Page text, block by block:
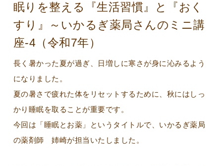
眠りを整える『生活習慣』と『おく
すり』～いかるぎ薬局さんのミニ講
座-4（令和7年）
長く暑かった夏が過ぎ、日増しに寒さが身に沁みるよう
になりました。
夏の暑さで疲れた体をリセットするために、秋にはしっ
かり睡眠を取ることが重要です。
今回は「睡眠とお薬」というタイトルで、いかるぎ薬局
の薬剤師 姉崎が担当いたしました。